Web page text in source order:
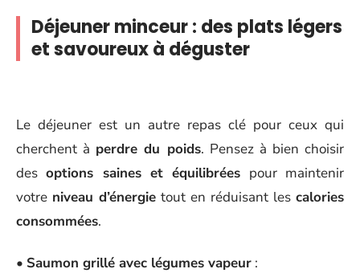
Déjeuner minceur : des plats légers
et savoureux à déguster
Le déjeuner est un autre repas clé pour ceux qui
cherchent à perdre du poids. Pensez à bien choisir
desoptions saines et équilibrées pour maintenir
votre niveau d’énergie tout en réduisant les calories
consommées.
• Saumon grillé avec légumes vapeur :